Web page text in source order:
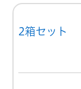
2箱セット